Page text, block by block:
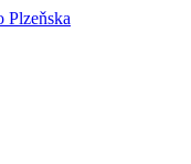
Plzeňska